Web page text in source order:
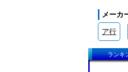
メーカ
ア行
ランキ